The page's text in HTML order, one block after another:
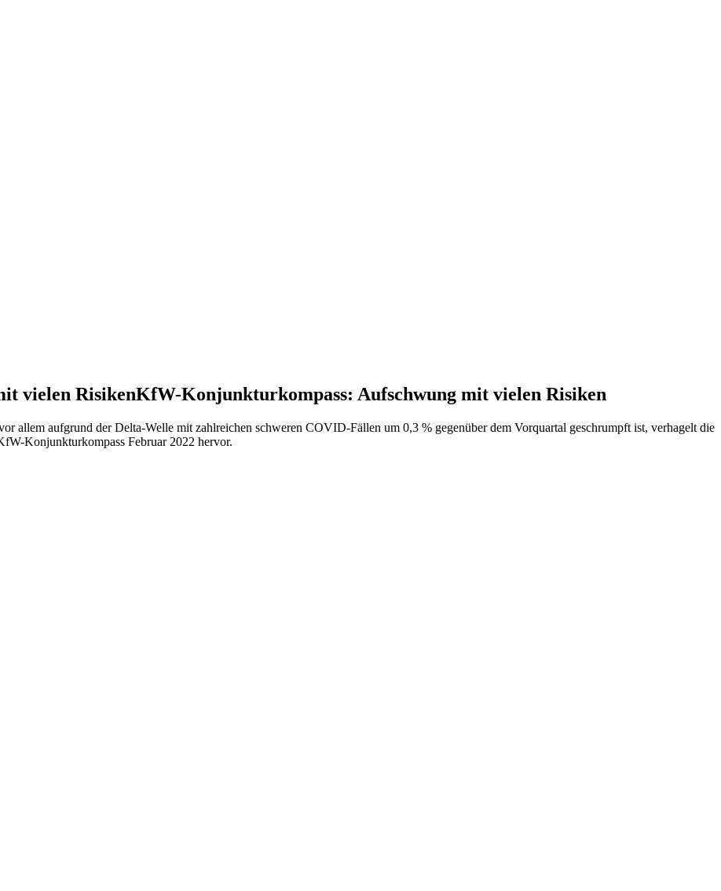
vielen RisikenKfW-Konjunkturkompass: Aufschwung mit vielen Risiken
allem aufgrund der Delta-Welle mit zahlreichen schweren COVID-Fällen um 0,3 % gegenüber dem Vorquartal geschrumpft ist, verhagelt die
Konjunkturkompass Februar 2022 hervor.